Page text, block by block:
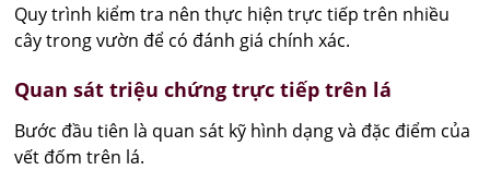
Quy trình kiểm tra nên thực hiện trực tiếp trên nhiều
cây trong vườn để có đánh giá chính xác.
Quan sát triệu chứng trực tiếp trên lá
Bước đầu tiên là quan sát kỹ hình dạng và đặc điểm của
vết đốm trên lá.